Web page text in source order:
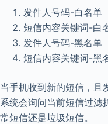
发件人号码-白名单
短信内容关键词-白
发件人号码-黑名单
短信内容关键词-黑
当手机收到新的短信，且
系统会询问当前短信过滤
常短信还是垃圾短信。